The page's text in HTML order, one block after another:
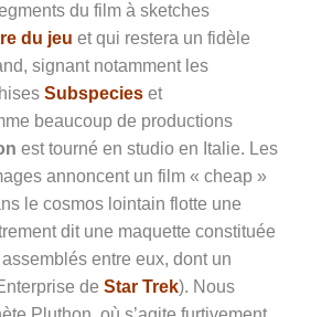
du film à sketches
du jeu et qui restera un fidèle
signant notamment les
Subspecies et
beaucoup de productions
est tourné en studio en Italie. Les
annoncent un film « cheap »
le cosmos lointain flotte une
dit une maquette constituée
entre eux, dont un
de Star Trek). Nous